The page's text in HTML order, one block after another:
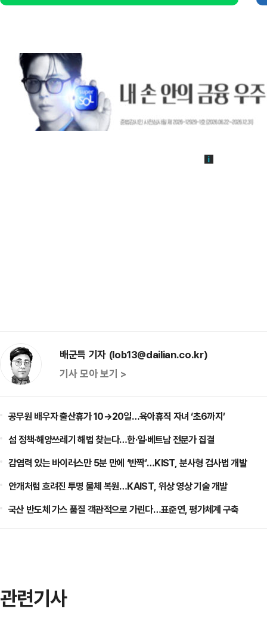
배군득 기자 (lob13@dailian.co.kr)
기사 모아 보기 >
공무원 배우자 출산휴가 10→20일…육아휴직 자녀 ‘초6까지’
섬 정책·해양쓰레기 해법 찾는다…한·일·베트남 전문가 집결
감염력 있는 바이러스만 5분 만에 ‘반짝’…KIST, 분사형 검사법 개발
안개처럼 흐려진 투명 물체 복원…KAIST, 위상 영상 기술 개발
국산 반도체 가스 품질 객관적으로 가린다…표준연, 평가체계 구축
관련기사